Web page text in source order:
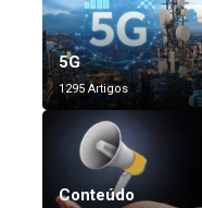
5G
1295 Artigos
Conteúdo